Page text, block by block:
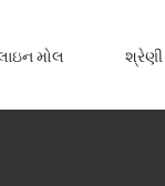
મોલ શ્રેણી